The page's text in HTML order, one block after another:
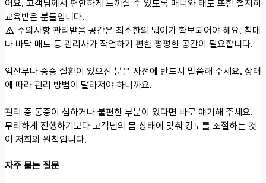
어요. 고객님께서 편안하게 느끼실 수 있도록 매너와 태도 또한 철저히
교육받은 분들입니다.
주의사항관리받을 공간은 최소한의 넓이가 확보되어야 해요. 침대
나 바닥 매트 등 관리사가 작업하기 편한 평평한 공간이 필요합니다.
임산부나 중증 질환이 있으신 분은 사전에 반드시 말씀해 주세요. 상태
에 따라 관리 방법이 달라져야 하니까요.
관리 중 통증이 심하거나 불편한 부분이 있다면 바로 얘기해 주세요.
무리하게 진행하기보다 고객님의 몸 상태에 맞춰 강도를 조절하는 것
이 저희의 원칙입니다.
자주 묻는 질문